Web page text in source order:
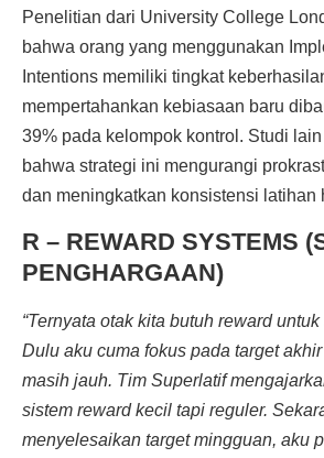
Penelitian dari University College
bahwa orang yang menggunakan
Intentions memiliki tingkat
mempertahankan kebiasaan baru
39% pada kelompok kontrol. Studi
bahwa strategi ini mengurangi
dan meningkatkan konsistensi latihan
R – REWARD SYSTEMS
PENGHARGAAN)
“Ternyata otak kita butuh reward
Dulu aku cuma fokus pada target
masih jauh. Tim Superlatif
sistem reward kecil tapi reguler.
menyelesaikan target mingguan, aku